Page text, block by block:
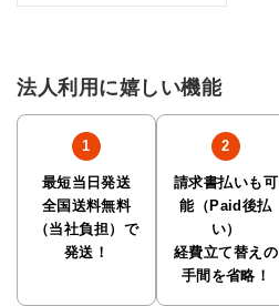
法人利用に嬉しい機能
最短当日発送
全国送料無料
（当社負担）で
発送！
請求書払いも可
能（Paid後払
い）
経費立て替えの
手間を省略！